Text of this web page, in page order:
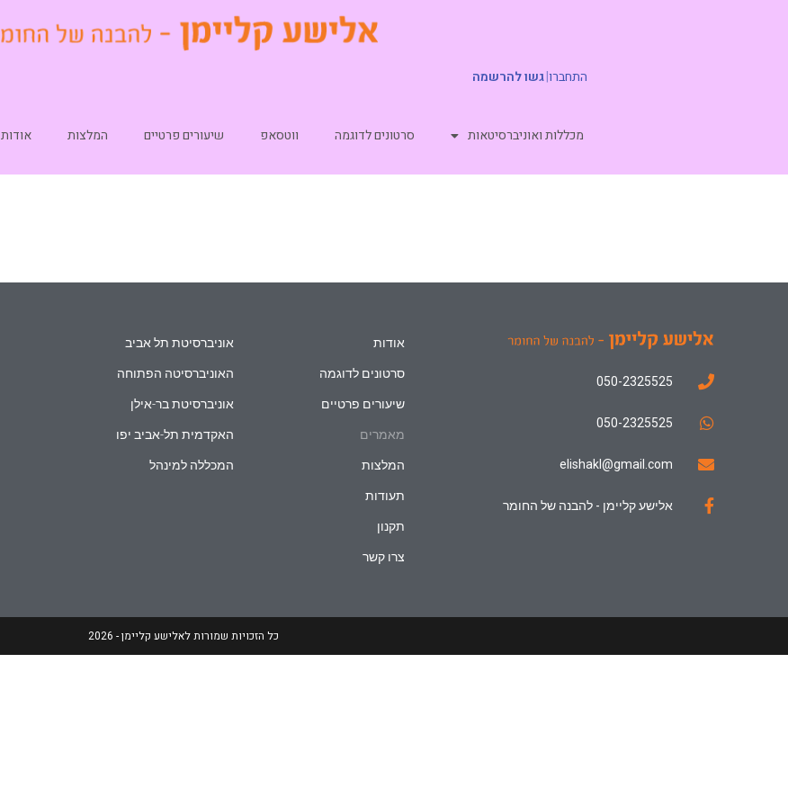
התחברו|גשו להרשמה
מכללות ואוניברסיטאות סרטונים לדוגמה ווטסאפ שיעורים פרטיים המלצות אודות
050-2325525
050-2325525
elishakl@gmail.com
אלישע קליימן - להבנה של החומר
אודות
סרטונים לדוגמה
שיעורים פרטיים
מאמרים
המלצות
תעודות
תקנון
צרו קשר
אוניברסיטת תל אביב
האוניברסיטה הפתוחה
אוניברסיטת בר-אילן
האקדמית תל-אביב יפו
המכללה למינהל
כל הזכויות שמורות לאלישע קליימן - 2026